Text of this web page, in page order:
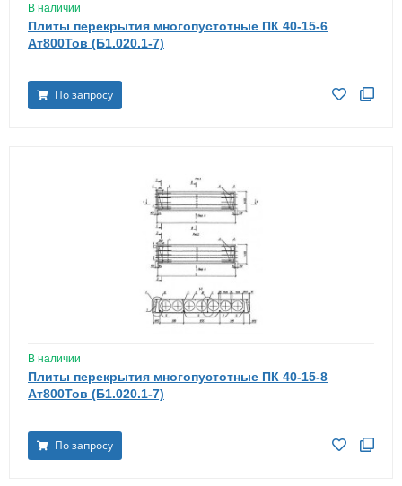
В наличии
Плиты перекрытия многопустотные ПК 40-15-6
Ат800Тов (Б1.020.1-7)
По запросу
В наличии
Плиты перекрытия многопустотные ПК 40-15-8
Ат800Тов (Б1.020.1-7)
По запросу